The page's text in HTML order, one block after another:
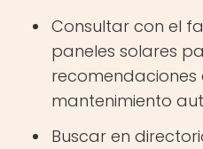
Consultar con el
paneles solares
recomendaciones
mantenimiento
Buscar en